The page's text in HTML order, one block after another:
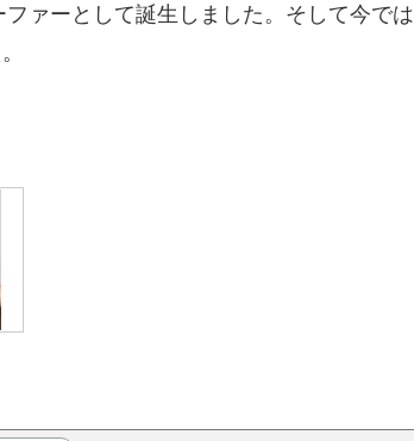
ァーとして誕生しました。そして今では